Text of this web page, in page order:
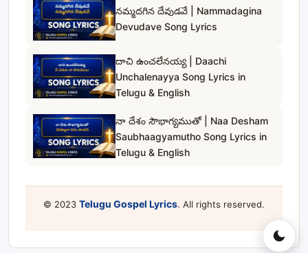
నమ్మదగిన దేవుడవే | Nammadagina
Devudave Song Lyrics
దాచి ఉంచలేనయ్య | Daachi
Unchalenayya Song Lyrics in
Telugu & English
నా దేశం సౌభాగ్యముతో | Naa Desham
Saubhaagyamutho Song Lyrics in
Telugu & English
© 2023 Telugu Gospel Lyrics. All rights reserved.